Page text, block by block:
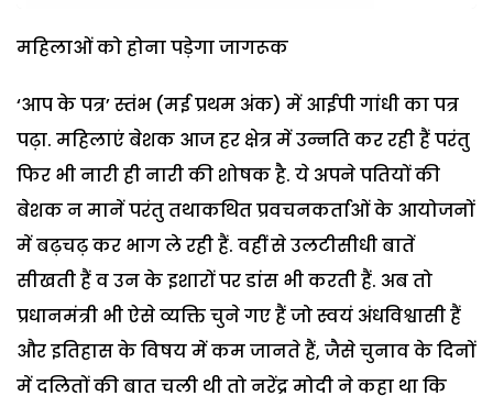
महिलाओं को होना पड़ेगा जागरूक
‘आप के पत्र’ स्तंभ (मई प्रथम अंक) में आईपी गांधी का पत्र
पढ़ा. महिलाएं बेशक आज हर क्षेत्र में उन्नति कर रही हैं परंतु
फिर भी नारी ही नारी की शोषक है. ये अपने पतियों की
बेशक न मानें परंतु तथाकथित प्रवचनकर्ताओं के आयोजनों
में बढ़चढ़ कर भाग ले रही हैं. वहीं से उलटीसीधी बातें
सीखती हैं व उन के इशारों पर डांस भी करती हैं. अब तो
प्रधानमंत्री भी ऐसे व्यक्ति चुने गए हैं जो स्वयं अंधविश्वासी हैं
और इतिहास के विषय में कम जानते हैं, जैसे चुनाव के दिनों
में दलितों की बात चली थी तो नरेंद्र मोदी ने कहा था कि